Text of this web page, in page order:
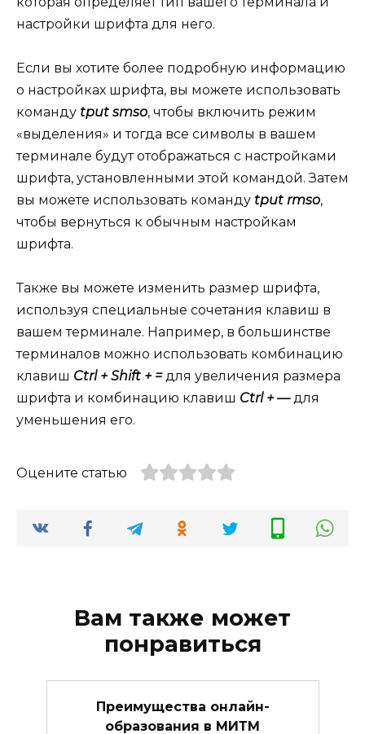
настройки шрифта для него.
Если вы хотите более подробную информацию
о настройках шрифта, вы можете использовать
команду tput smso, чтобы включить режим
«выделения» и тогда все символы в вашем
терминале будут отображаться с настройками
шрифта, установленными этой командой. Затем
вы можете использовать команду tput rmso,
чтобы вернуться к обычным настройкам
шрифта.
Также вы можете изменить размер шрифта,
используя специальные сочетания клавиш в
вашем терминале. Например, в большинстве
терминалов можно использовать комбинацию
клавиш Ctrl + Shift + =для увеличения размера
шрифта и комбинацию клавиш Ctrl + —для
уменьшения его.
Оцените статью
Вам также может
понравиться
Преимущества онлайн-
образования в МИТМ